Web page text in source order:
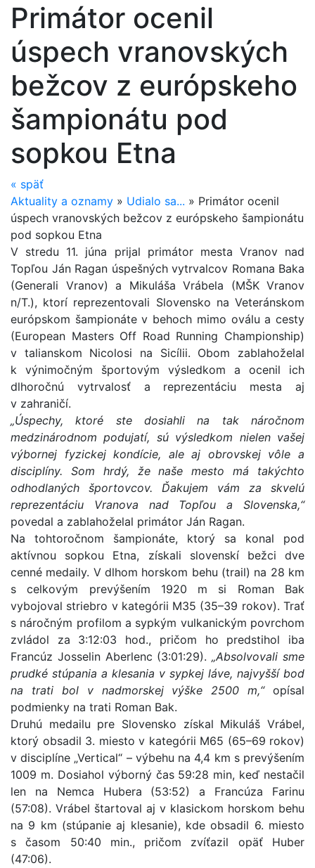
Primátor ocenil
úspech vranovských
bežcov z európskeho
šampionátu pod
sopkou Etna
« späť
Aktuality a oznamy » Udialo sa... » Primátor ocenil
úspech vranovských bežcov z európskeho šampionátu
pod sopkou Etna
V stredu 11. júna prijal primátor mesta Vranov nad
Topľou Ján Ragan úspešných vytrvalcov Romana Baka
(Generali Vranov) a Mikuláša Vrábela (MŠK Vranov
n/T.), ktorí reprezentovali Slovensko na Veteránskom
európskom šampionáte v behoch mimo oválu a cesty
(European Masters Off Road Running Championship)
v talianskom Nicolosi na Sicílii. Obom zablahoželal
k výnimočným športovým výsledkom a ocenil ich
dlhoročnú vytrvalosť a reprezentáciu mesta aj
v zahraničí.
„Úspechy, ktoré ste dosiahli na tak náročnom
medzinárodnom podujatí, sú výsledkom nielen vašej
výbornej fyzickej kondície, ale aj obrovskej vôle a
disciplíny. Som hrdý, že naše mesto má takýchto
odhodlaných športovcov. Ďakujem vám za skvelú
reprezentáciu Vranova nad Topľou a Slovenska,“
povedal a zablahoželal primátor Ján Ragan.
Na tohtoročnom šampionáte, ktorý sa konal pod
aktívnou sopkou Etna, získali slovenskí bežci dve
cenné medaily. V dlhom horskom behu (trail) na 28 km
s celkovým prevýšením 1920 m si Roman Bak
vybojoval striebro v kategórii M35 (35–39 rokov). Trať
s náročným profilom a sypkým vulkanickým povrchom
zvládol za 3:12:03 hod., pričom ho predstihol iba
Francúz Josselin Aberlenc (3:01:29).„Absolvovali sme
prudké stúpania a klesania v sypkej láve, najvyšší bod
na trati bol v nadmorskej výške 2500 m,“opísal
podmienky na trati Roman Bak.
Druhú medailu pre Slovensko získal Mikuláš Vrábel,
ktorý obsadil 3. miesto v kategórii M65 (65–69 rokov)
v disciplíne „Vertical“ – výbehu na 4,4 km s prevýšením
1009 m. Dosiahol výborný čas 59:28 min, keď nestačil
len na Nemca Hubera (53:52) a Francúza Farinu
(57:08). Vrábel štartoval aj v klasickom horskom behu
na 9 km (stúpanie aj klesanie), kde obsadil 6. miesto
s časom 50:40 min., pričom zvíťazil opäť Huber
(47:06).